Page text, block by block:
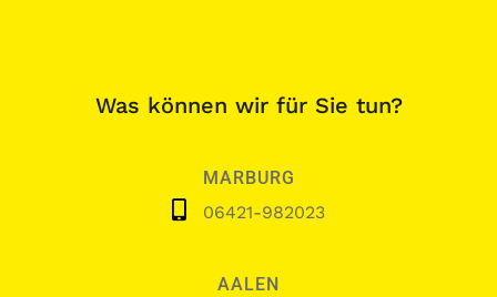
Was können wir für Sie tun?
MARBURG
06421-982023
AALEN